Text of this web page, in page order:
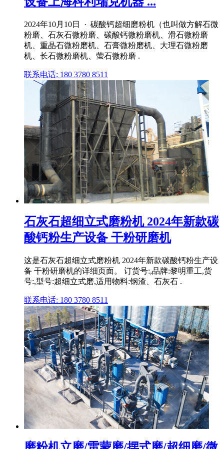
2024年10月10日 · 碳酸钙超细磨粉机（也叫做方解石微
粉磨、石灰石微粉磨、碳酸钙微粉磨机、滑石微粉磨
机、重晶石微粉磨机、石膏微粉磨机、大理石微粉磨
机、长石微粉磨机、萤石微粉磨 .
联系电话: 180 3780 8511
石灰石超细立式磨粉机 2024年新款碳
酸钙粉生产设备 干粉研磨机
这是石灰石超细立式磨粉机 2024年新款碳酸钙粉生产设
备 干粉研磨机的详细页面。 订货号:,品牌:黎明重工,货
号:,型号:超细立式磨,适用物料:钢渣、石灰石 .
联系电话: 180 3780 8511